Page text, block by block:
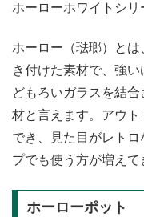
ホーローホワイトシリ
ホーロー（琺瑯）と
き付けた素材で、強
どもろいガラスを結
材と言えます。アウ
でき、見た目がレト
プでも使う方が増えて
ホーローポット